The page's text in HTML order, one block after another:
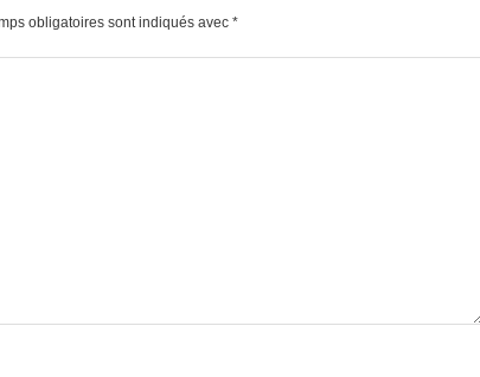
obligatoires sont indiqués avec *